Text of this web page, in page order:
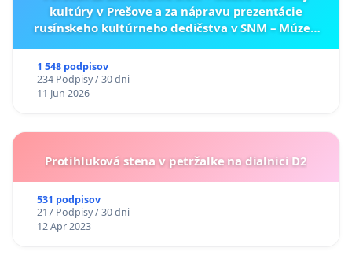
kultúry v Prešove a za nápravu prezentácie
rusínskeho kultúrneho dedičstva v SNM – Múzeu
1 548 podpisov
234 Podpisy / 30 dni
11 Jun 2026
Protihluková stena v petržalke na dialnici D2
531 podpisov
217 Podpisy / 30 dni
12 Apr 2023